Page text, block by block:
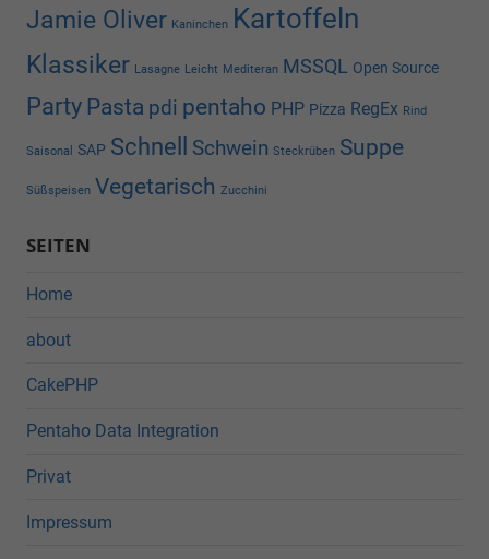
Jamie Oliver Kaninchen Kartoffeln
Klassiker Lasagne Leicht Mediteran MSSQL Open Source
Party Pasta pdi pentaho PHP Pizza RegEx Rind
Saisonal SAP Schnell Schwein Steckrüben Suppe
Süßspeisen Vegetarisch Zucchini
SEITEN
Home
about
CakePHP
Pentaho Data Integration
Privat
Impressum